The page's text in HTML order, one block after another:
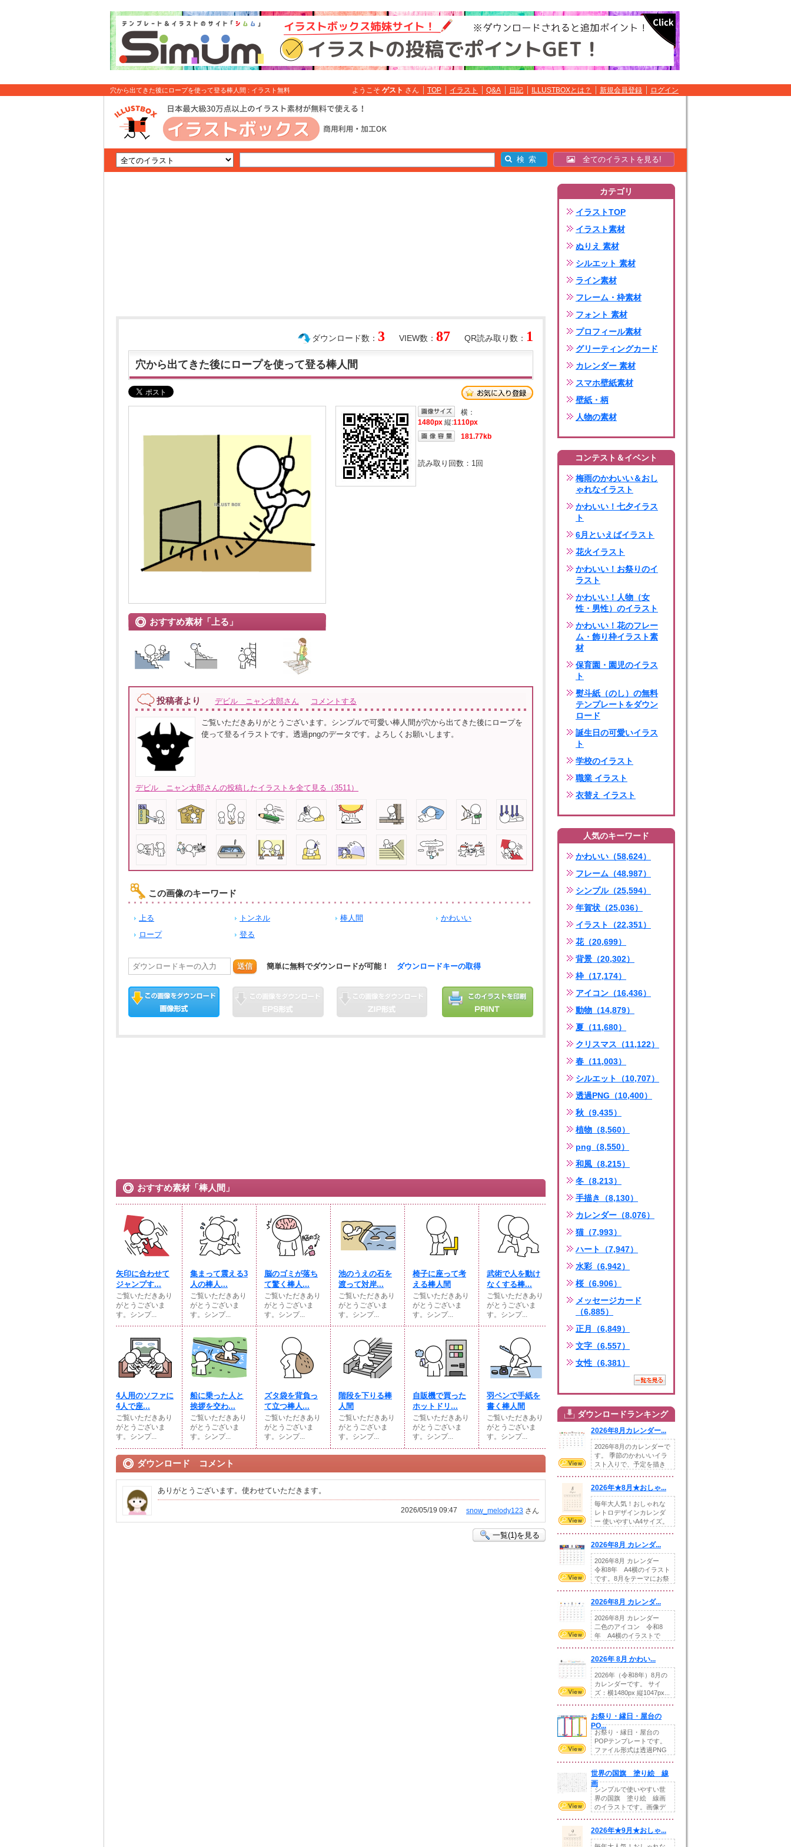
穴から出てきた後にロープを使って登る棒人間 : イラスト無料 ようこそ ゲスト さん TOP イラスト Q&A 日記 ILLUSTBOXとは？ 新規会員登録 ログイン
全てのイラストを見る!
QR読み取り数： 1
VIEW数： 87
ダウンロード数： 3
穴から出てきた後にロープを使って登る棒人間
おすすめ素材「上る」
横：
1480px 縦:1110px
181.77kb
読み取り回数： 1回
投稿者より デビル ニャン太郎さん コメントする
ご覧いただきありがとうございます。シンプルで可愛い棒人間が穴から出てきた後にロープを
使って登るイラストです。透過pngのデータです。よろしくお願いします。
デビル ニャン太郎さんの投稿したイラストを全て見る（3511）
この画像のキーワード
上る トンネル 棒人間
かわいい
ロープ
登る
送信 簡単に無料でダウンロードが可能！ ダウンロードキーの取得
おすすめ素材「棒人間」
矢印に合わせて
ジャンプす...
ご覧いただきあり
がとうございま
す。シンプ...
集まって震える3
人の棒人...
ご覧いただきあり
がとうございま
す。シンプ...
脳のゴミが落ち
て驚く棒人...
ご覧いただきあり
がとうございま
す。シンプ...
池のうえの石を
渡って対岸...
ご覧いただきあり
がとうございま
す。シンプ...
椅子に座って考
える棒人間
ご覧いただきあり
がとうございま
す。シンプ...
武術で人を動け
なくする棒...
ご覧いただきあり
がとうございま
す。シンプ...
4人用のソファに
4人で座...
ご覧いただきあり
がとうございま
す。シンプ...
船に乗った人と
挨拶を交わ...
ご覧いただきあり
がとうございま
す。シンプ...
ズタ袋を背負っ
て立つ棒人...
ご覧いただきあり
がとうございま
す。シンプ...
階段を下りる棒
人間
ご覧いただきあり
がとうございま
す。シンプ...
自販機で買った
ホットドリ...
ご覧いただきあり
がとうございま
す。シンプ...
羽ペンで手紙を
書く棒人間
ご覧いただきあり
がとうございま
す。シンプ...
ダウンロード コメント
ありがとうございます。使わせていただきます。
snow_melody123 さん
2026/05/19 09:47
一覧(1)を見る
カテゴリ
イラストTOP
イラスト素材
ぬりえ 素材
シルエット 素材
ライン素材
フレーム・枠素材
フォント 素材
プロフィール素材
グリーティングカード
カレンダー 素材
スマホ壁紙素材
壁紙・柄
人物の素材
コンテスト＆イベント
梅雨のかわいい＆おし
ゃれなイラスト
かわいい！七夕イラス
ト
6月といえばイラスト
花火イラスト
かわいい！お祭りのイ
ラスト
かわいい！人物（女
性・男性）のイラスト
かわいい！花のフレー
ム・飾り枠イラスト素
材
保育園・園児のイラス
ト
熨斗紙（のし）の無料
テンプレートをダウン
ロード
誕生日の可愛いイラス
ト
学校のイラスト
職業 イラスト
衣替え イラスト
人気のキーワード
かわいい（58,624）
フレーム（48,987）
シンプル（25,594）
年賀状（25,036）
イラスト（22,351）
花（20,699）
背景（20,302）
枠（17,174）
アイコン（16,436）
動物（14,879）
夏（11,680）
クリスマス（11,122）
春（11,003）
シルエット（10,707）
透過PNG（10,400）
秋（9,435）
植物（8,560）
png（8,550）
和風（8,215）
冬（8,213）
手描き（8,130）
カレンダー（8,076）
猫（7,993）
ハート（7,947）
水彩（6,942）
桜（6,906）
メッセージカード
（6,885）
正月（6,849）
文字（6,557）
女性（6,381）
ダウンロードランキング
2026年8月カレンダー...
2026年8月のカレンダーで
す。 季節のかわいいイラ
スト入りで、予定を描き
2026年★8月★おしゃ...
毎年大人気！おしゃれな
レトロデザインカレンダ
ー 使いやすいA4サイズ。
2026年8月 カレンダ...
2026年8月 カレンダー
令和8年 A4横のイラスト
です。8月をテーマにお祭
2026年8月 カレンダ...
2026年8月 カレンダー
二色のアイコン 令和8
年 A4横のイラストで
2026年 8月 かわい...
2026年（令和8年）8月の
カレンダーです。 サイ
ズ：横1480px 縦1047px...
お祭り・縁日・屋台の
PO...
お祭り・縁日・屋台の
POPテンプレートです。
ファイル形式は透過PNG
世界の国旗 塗り絵 線
画
シンプルで使いやすい世
界の国旗 塗り絵 線画
のイラストです。画像デ
2026年★9月★おしゃ...